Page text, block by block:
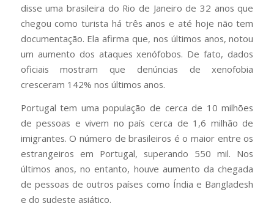
disse uma brasileira do Rio de Janeiro de 32 anos que
chegou como turista há três anos e até hoje não tem
documentação. Ela afirma que, nos últimos anos, notou
um aumento dos ataques xenófobos. De fato, dados
oficiais mostram que denúncias de xenofobia
cresceram 142% nos últimos anos.
Portugal tem uma população de cerca de 10 milhões
de pessoas e vivem no país cerca de 1,6 milhão de
imigrantes. O número de brasileiros é o maior entre os
estrangeiros em Portugal, superando 550 mil. Nos
últimos anos, no entanto, houve aumento da chegada
de pessoas de outros países como Índia e Bangladesh
e do sudeste asiático.